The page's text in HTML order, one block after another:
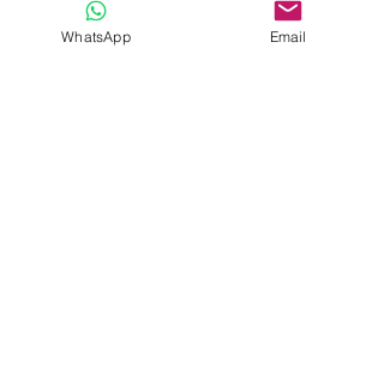
WhatsApp Email